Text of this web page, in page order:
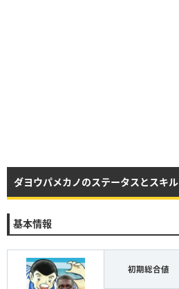
ダヨウパメカノのステータスとスキル
基本情報
初期総合値